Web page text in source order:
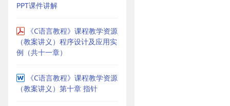
PPT课件讲解
《C语言教程》课程教学资源
（教案讲义）程序设计及应用实
例（共十一章）
《C语言教程》课程教学资源
（教案讲义）第十章 指针